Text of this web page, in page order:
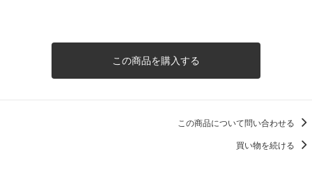
この商品を購入する
この商品について問い合わせる
買い物を続ける